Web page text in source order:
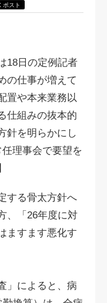
ポスト
18日の定例記者
の仕事が増えて
置や本来業務以
仕組みの抜本的
針を明らかにし
理事会で要望を
する骨太方針へ
、「26年度に対
ますます悪化す
」によると、病